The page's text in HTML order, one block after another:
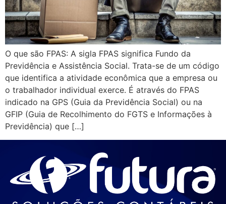
O que são FPAS: A sigla FPAS significa Fundo da
Previdência e Assistência Social. Trata-se de um código
que identifica a atividade econômica que a empresa ou
o trabalhador individual exerce. É através do FPAS
indicado na GPS (Guia da Previdência Social) ou na
GFIP (Guia de Recolhimento do FGTS e Informações à
Previdência) que […]